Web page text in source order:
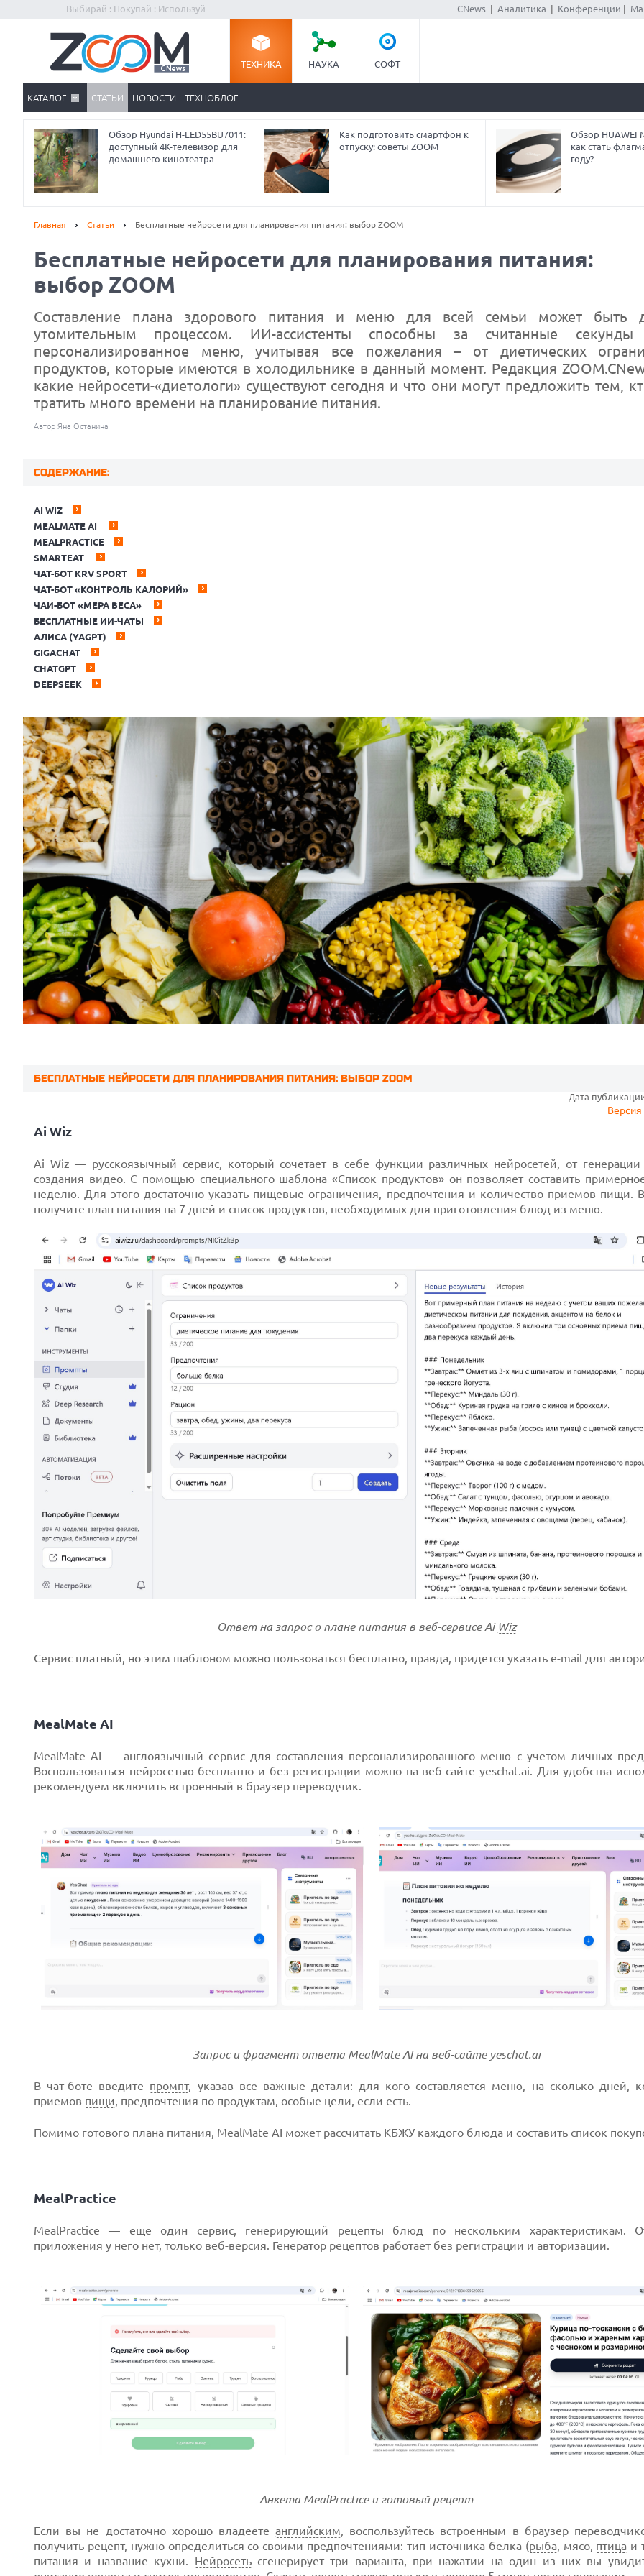
Выбирай : Покупай : Используй CNews| Аналитика Конференции
ТЕХНИКА НАУКА СОФТ
КАТАЛОГ СТАТЬИ НОВОСТИ ТЕХНОБЛОГ
Обзор Hyundai H-LED55BU7011:
доступный 4K-телевизор для
домашнего кинотеатра
Как подготовить смартфон к
отпуску: советы ZOOM
Обзор HUAWEI
как стать
году?
Главная Статьи Бесплатные нейросети для планирования питания: выбор ZOOM
Бесплатные нейросети для планирования питания:
выбор ZOOM
Составление плана здорового питания и меню для всей семьи может быть
утомительным процессом. ИИ-ассистенты способны за считанные секунды
персонализированное меню, учитывая все пожелания – от диетических
продуктов, которые имеются в холодильнике в данный момент. Редакция
какие нейросети-«диетологи» существуют сегодня и что они могут предложить тем,
тратить много времени на планирование питания.
Автор Яна Останина
СОДЕРЖАНИЕ:
AI WIZ
MEALMATE AI
MEALPRACTICE
SMARTEAT
ЧАТ-БОТ KRV SPORT
ЧАТ-БОТ «КОНТРОЛЬ КАЛОРИЙ»
ЧАИ-БОТ «МЕРА ВЕСА»
БЕСПЛАТНЫЕ ИИ-ЧАТЫ
АЛИСА (YAGPT)
GIGACHAT
CHATGPT
DEEPSEEK
БЕСПЛАТНЫЕ НЕЙРОСЕТИ ДЛЯ ПЛАНИРОВАНИЯ ПИТАНИЯ: ВЫБОР ZOOM
Дата
Версия
Ai Wiz
Ai Wiz — русскоязычный сервис, который сочетает в себе функции различных нейросетей, от генерации
создания видео. С помощью специального шаблона «Список продуктов» он позволяет составить
неделю. Для этого достаточно указать пищевые ограничения, предпочтения и количество приемов пищи.
получите план питания на 7 дней и список продуктов, необходимых для приготовления блюд из меню.
Ответ на запрос о плане питания в веб-сервисе Ai Wiz
Сервис платный, но этим шаблоном можно пользоваться бесплатно, правда, придется указать e-mail для
MealMate AI
MealMate AI — англоязычный сервис для составления персонализированного меню с учетом личных
Воспользоваться нейросетью бесплатно и без регистрации можно на веб-сайте yeschat.ai. Для удобства
рекомендуем включить встроенный в браузер переводчик.
Запрос и фрагмент ответа MealMate AI на веб-сайте yeschat.ai
В чат-боте введите промпт, указав все важные детали: для кого составляется меню, на сколько дней,
приемов пищи, предпочтения по продуктам, особые цели, если есть.
Помимо готового плана питания, MealMate AI может рассчитать КБЖУ каждого блюда и составить список
MealPractice
MealPractice — еще один сервис, генерирующий рецепты блюд по нескольким характеристикам.
приложения у него нет, только веб-версия. Генератор рецептов работает без регистрации и авторизации.
Анкета MealPractice и готовый рецепт
Если вы не достаточно хорошо владеете английским, воспользуйтесь встроенным в браузер
получить рецепт, нужно определиться со своими предпочтениями: тип источника белка (рыба, мясо, птица и
питания и название кухни. Нейросетьсгенерирует три варианта, при нажатии на один из них вы
Prev